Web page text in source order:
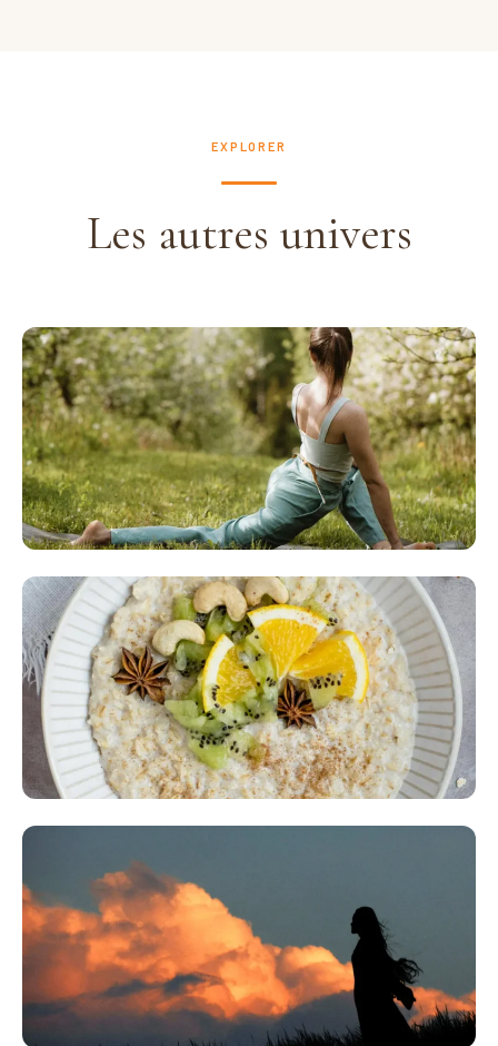
EXPLORER
Les autres univers
EXPÉRIENCES CORPORELLES & ÉCOUTE INTÉRIEURE
Yoga
Yoga & Ayurvéda